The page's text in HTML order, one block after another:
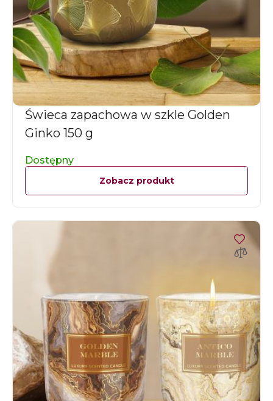
Świeca zapachowa w szkle Golden
Ginko 150 g
Dostępny
Zobacz produkt